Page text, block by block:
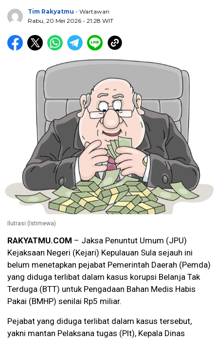
Tim Rakyatmu - Wartawan
Rabu, 20 Mei 2026 - 21:28 WIT
Ilutrasi (Istimewa)
RAKYATMU.COM – Jaksa Penuntut Umum (JPU)
Kejaksaan Negeri (Kejari) Kepulauan Sula sejauh ini
belum menetapkan pejabat Pemerintah Daerah (Pemda)
yang diduga terlibat dalam kasus korupsi Belanja Tak
Terduga (BTT) untuk Pengadaan Bahan Medis Habis
Pakai (BMHP) senilai Rp5 miliar.
Pejabat yang diduga terlibat dalam kasus tersebut,
yakni mantan Pelaksana tugas (Plt), Kepala Dinas